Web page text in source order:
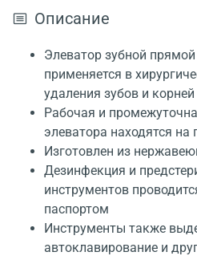
Описание
Элеватор зубной
применяется в
удаления зубов и корней
Рабочая и
элеватора находятся на
Изготовлен из
Дезинфекция и
инструментов
паспортом
Инструменты также
автоклавирование и